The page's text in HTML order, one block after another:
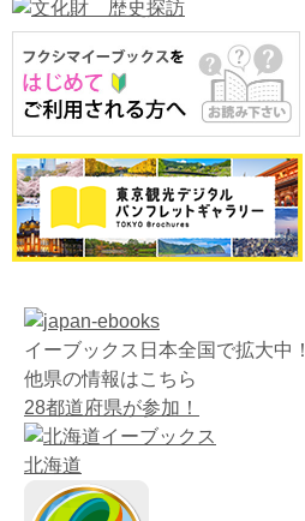
イーブックス日本全国で拡大中！
他県の情報はこちら
28都道府県が参加！
北海道